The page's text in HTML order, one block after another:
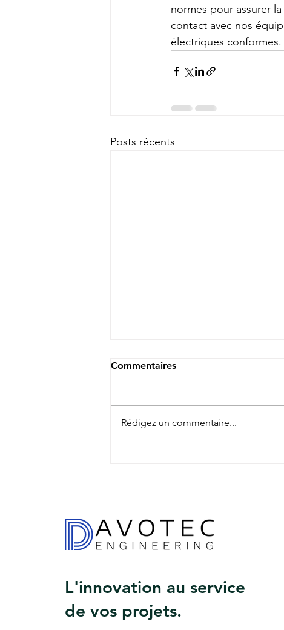
normes pour assurer
contact avec nos
électriques conformes.
Posts récents
Commentaires
Rédigez un commentaire...
L'innovation au service
de vos projets.